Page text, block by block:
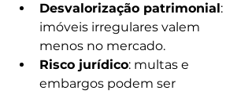
Desvalorização patrimonial:
imóveis irregulares valem
menos no mercado.
Risco jurídico: multas e
embargos podem ser